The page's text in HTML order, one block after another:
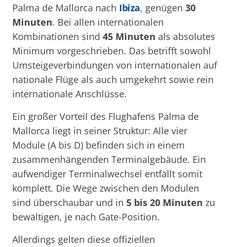
Palma de Mallorca nach Ibiza, genügen 30
Minuten. Bei allen internationalen
Kombinationen sind 45 Minuten als absolutes
Minimum vorgeschrieben. Das betrifft sowohl
Umsteigeverbindungen von internationalen auf
nationale Flüge als auch umgekehrt sowie rein
internationale Anschlüsse.
Ein großer Vorteil des Flughafens Palma de
Mallorca liegt in seiner Struktur: Alle vier
Module (A bis D) befinden sich in einem
zusammenhängenden Terminalgebäude. Ein
aufwendiger Terminalwechsel entfällt somit
komplett. Die Wege zwischen den Modulen
sind überschaubar und in 5 bis 20 Minuten zu
bewältigen, je nach Gate-Position.
Allerdings gelten diese offiziellen